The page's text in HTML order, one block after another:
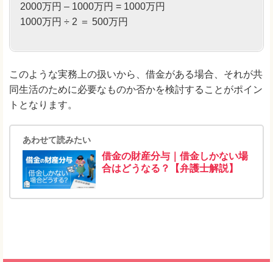
2000万円 – 1000万円 = 1000万円
1000万円 ÷ 2 ＝ 500万円
このような実務上の扱いから、借金がある場合、それが共
同生活のために必要なものか否かを検討することがポイン
トとなります。
あわせて読みたい
借金の財産分与｜借金しかない場
合はどうなる？【弁護士解説】